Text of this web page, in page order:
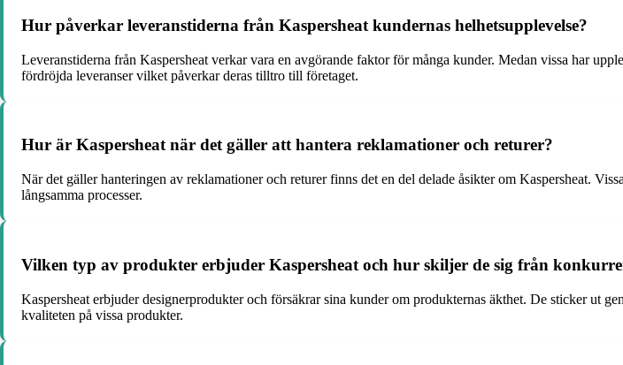
Hur påverkar leveranstiderna från Kaspersheat kundernas helhetsupplevelse?
Leveranstiderna från Kaspersheat verkar vara en avgörande faktor för många kunder. Medan vissa har
fördröjda leveranser vilket påverkar deras tilltro till företaget.
Hur är Kaspersheat när det gäller att hantera reklamationer och returer?
När det gäller hanteringen av reklamationer och returer finns det en del delade åsikter om Kaspersheat.
långsamma processer.
Vilken typ av produkter erbjuder Kaspersheat och hur skiljer de sig från
Kaspersheat erbjuder designerprodukter och försäkrar sina kunder om produkternas äkthet. De sticker ut
kvaliteten på vissa produkter.